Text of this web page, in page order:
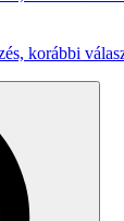
korábbi